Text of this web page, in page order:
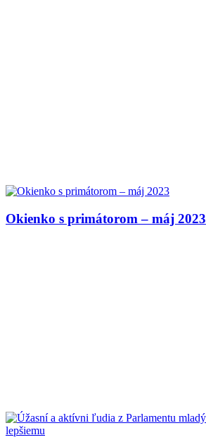
Okienko s primátorom – máj 2023